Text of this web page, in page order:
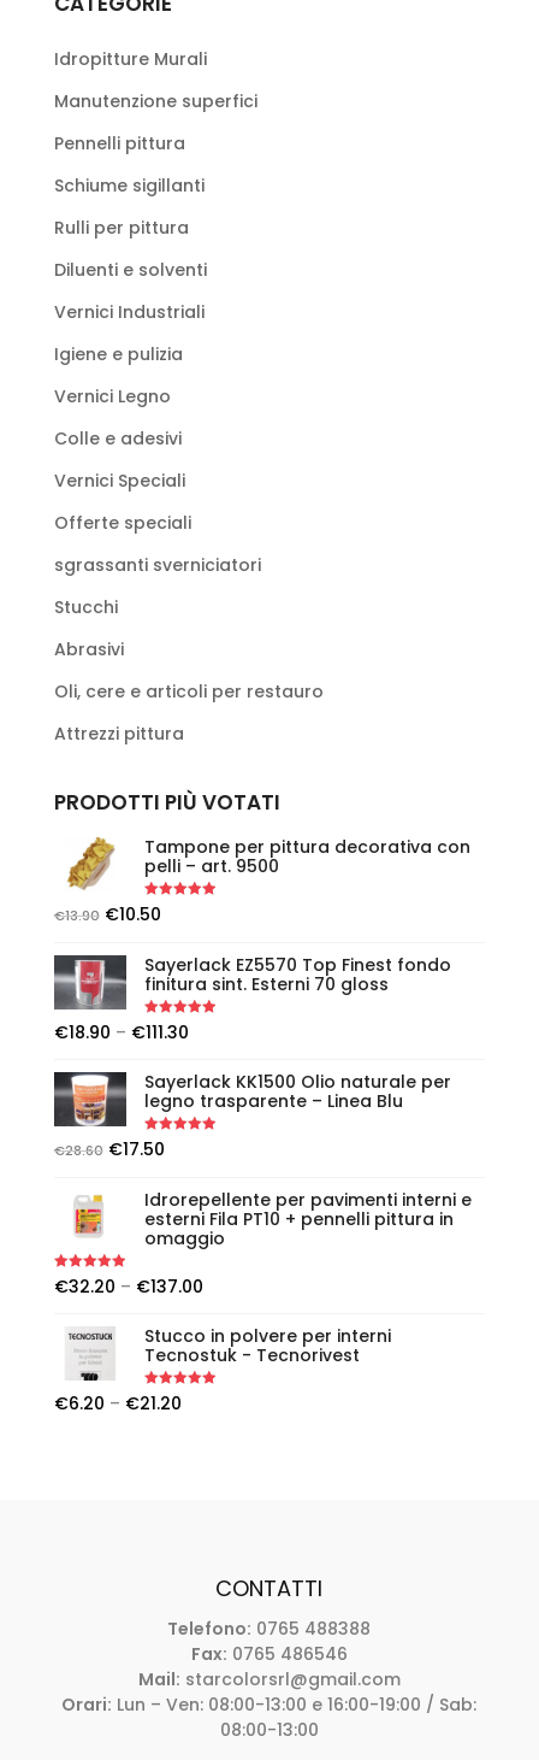
Idropitture Murali
Manutenzione superfici
Pennelli pittura
Schiume sigillanti
Rulli per pittura
Diluenti e solventi
Vernici Industriali
Igiene e pulizia
Vernici Legno
Colle e adesivi
Vernici Speciali
Offerte speciali
sgrassanti sverniciatori
Stucchi
Abrasivi
Oli, cere e articoli per restauro
Attrezzi pittura
PRODOTTI PIÙ VOTATI
Tampone per pittura decorativa con
pelli – art. 9500
Rated
out of 5
€13.90 €10.50
Sayerlack EZ5570 Top Finest fondo
finitura sint. Esterni 70 gloss
Rated5.00
out of 5
€18.90 – €111.30
Sayerlack KK1500 Olio naturale per
legno trasparente – Linea Blu
Rated
out of 5
€28.60 €17.50
Idrorepellente per pavimenti interni e
esterni Fila PT10 + pennelli pittura in
omaggio
Rated5.00
out of 5
€32.20 – €137.00
Stucco in polvere per interni
Tecnostuk - Tecnorivest
Rated5.00
out of 5
€6.20 – €21.20
CONTATTI
Telefono: 0765 488388
Fax: 0765 486546
Mail: starcolorsrl@gmail.com
Orari: Lun – Ven: 08:00-13:00 e 16:00-19:00 / Sab:
08:00-13:00